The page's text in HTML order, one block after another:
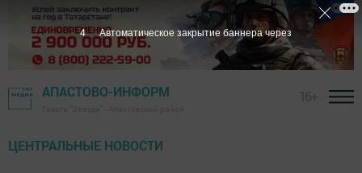
АПАСТОВО-ИНФОРМ
ЦЕНТРАЛЬНЫЕ НОВОСТИ
3 Автоматическое закрытие баннера через